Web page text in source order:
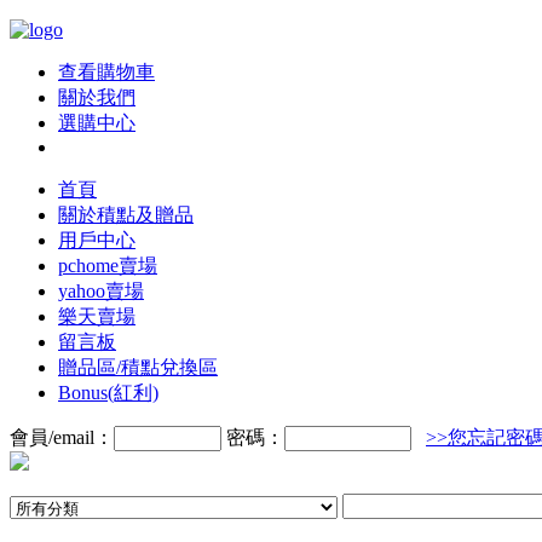
查看購物車
關於我們
選購中心
首頁
關於積點及贈品
用戶中心
pchome賣場
yahoo賣場
樂天賣場
留言板
贈品區/積點兌換區
Bonus(紅利)
會員/email： 密碼： >>您忘記密